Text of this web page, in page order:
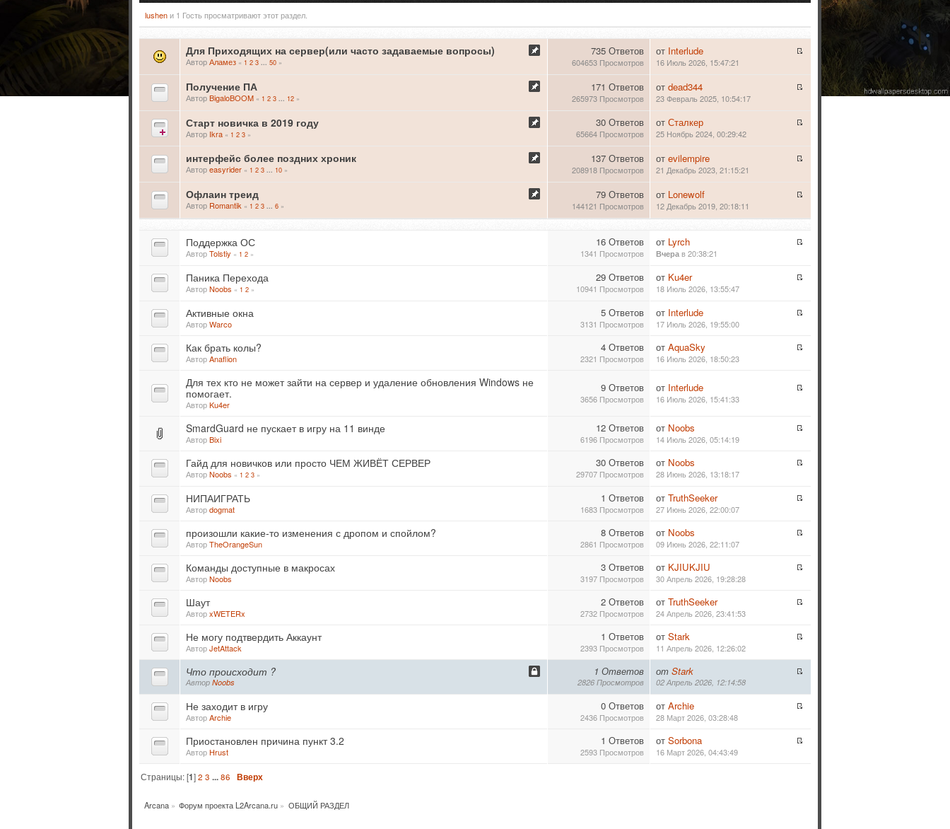
lushenи 1 Гость просматривают этот раздел.
Для Приходящих на сервер(или часто задаваемые вопросы)
АвторАламез « 1 2 3 ... 50 »
735 Ответов
604653 Просмотров
от Interlude
16 Июль 2026, 15:47:21
Получение ПА
АвторBigaloBOOM « 1 2 3 ... 12 »
171 Ответов
265973 Просмотров
от dead344
23 Февраль 2025, 10:54:17
Старт новичка в 2019 году
Автор Ikra « 1 2 3 »
30 Ответов
65664 Просмотров
от Сталкер
25 Ноябрь 2024, 00:29:42
интерфейс более поздних хроник
Авторeasyrider « 1 2 3 ... 10 »
137 Ответов
208918 Просмотров
от evilempire
21 Декабрь 2023, 21:15:21
Офлаин треид
Автор Romantik « 1 2 3 ... 6 »
79 Ответов
144121 Просмотров
от Lonewolf
12 Декабрь 2019, 20:18:11
Поддержка ОС
АвторTolstiy « 1 2 »
16 Ответов
1341 Просмотров
от Lyrch
Вчера в 20:38:21
Паника Перехода
АвторNoobs « 1 2 »
29 Ответов
10941 Просмотров
от Ku4er
18 Июль 2026, 13:55:47
Активные окна
АвторWarco
5 Ответов
3131 Просмотров
от Interlude
17 Июль 2026, 19:55:00
Как брать колы?
АвторAnaflion
4 Ответов
2321 Просмотров
от AquaSky
16 Июль 2026, 18:50:23
Для тех кто не может зайти на сервер и удаление обновления Windows не
помогает.
АвторKu4er
9 Ответов
3656 Просмотров
от Interlude
16 Июль 2026, 15:41:33
SmardGuard не пускает в игру на 11 винде
АвторBixi
12 Ответов
6196 Просмотров
от Noobs
14 Июль 2026, 05:14:19
Гайд для новичков или просто ЧЕМ ЖИВЁТ СЕРВЕР
АвторNoobs « 1 2 3 »
30 Ответов
29707 Просмотров
от Noobs
28 Июнь 2026, 13:18:17
НИПАИГРАТЬ
Авторdogmat
1 Ответов
1683 Просмотров
от TruthSeeker
27 Июнь 2026, 22:00:07
произошли какие-то изменения с дропом и спойлом?
АвторTheOrangeSun
8 Ответов
2861 Просмотров
от Noobs
09 Июнь 2026, 22:11:07
Команды доступные в макросах
АвторNoobs
3 Ответов
3197 Просмотров
от KJIUKJIU
30 Апрель 2026, 19:28:28
Шаут
АвторxWETERx
2 Ответов
2732 Просмотров
от TruthSeeker
24 Апрель 2026, 23:41:53
Не могу подтвердить Аккаунт
АвторJetAttack
1 Ответов
2393 Просмотров
от Stark
11 Апрель 2026, 12:26:02
Что происходит ?
Автор Noobs
1 Ответов
2826 Просмотров
от Stark
02 Апрель 2026, 12:14:58
Не заходит в игру
АвторArchie
0 Ответов
2436 Просмотров
от Archie
28 Март 2026, 03:28:48
Приостановлен причина пункт 3.2
Автор Hrust
1 Ответов
2593 Просмотров
от Sorbona
16 Март 2026, 04:43:49
Страницы: [1]2 3 ...86 Вверх
Arcana» Форум проекта L2Arcana.ru » ОБЩИЙ РАЗДЕЛ